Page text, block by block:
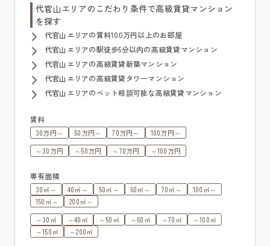
代官山エリアのこだわり条件で高級賃貸マンション
を探す
代官山エリアの賃料100万円以上のお部屋
代官山エリアの駅徒歩5分以内の高級賃貸マンション
代官山エリアの高級賃貸新築マンション
代官山エリアの高級賃貸タワーマンション
代官山エリアのペット相談可能な高級賃貸マンション
賃料
30万円～ 50万円～ 70万円～
100万円～
～30万円
～50万円 ～70万円 ～100万円
専有面積
30㎡～ 40㎡～ 50㎡～ 60㎡～ 70㎡～
100㎡～
150㎡～
200㎡～
～30㎡
～40㎡ ～50㎡ ～60㎡ ～70㎡
～100㎡
～150㎡
～200㎡